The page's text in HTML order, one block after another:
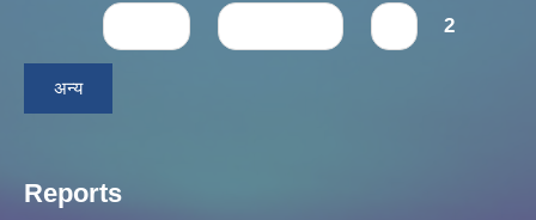
Pages 2
अन्य
Reports